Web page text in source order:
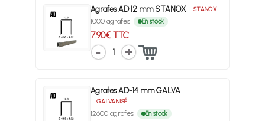
Agrafes AD 12 mm STANOX STANOX
1000 agrafes En stock
7.90€ TTC
1
Agrafes AD-14 mm GALVA
GALVANISÉ
12600 agrafes En stock